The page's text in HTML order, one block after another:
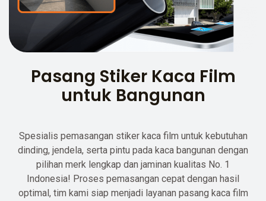
Pasang Stiker Kaca Film
untuk Bangunan
Spesialis pemasangan stiker kaca film untuk kebutuhan
dinding, jendela, serta pintu pada kaca bangunan dengan
pilihan merk lengkap dan jaminan kualitas No. 1
Indonesia! Proses pemasangan cepat dengan hasil
optimal, tim kami siap menjadi layanan pasang kaca film